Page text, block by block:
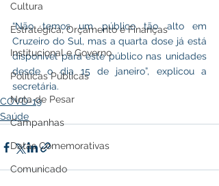
Cultura
Estratégica, Orçamento e Finanças
Institucional e Governo
Políticas Públicas
Nota de Pesar
Campanhas
Datas Comemorativas
Comunicado
“Não temos um público tão alto em
Cruzeiro do Sul, mas a quarta dose já está
disponível para este público nas unidades
desde o dia 15 de janeiro”, explicou a
secretária.
COVD-19
Saúde